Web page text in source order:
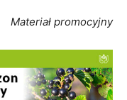
Materiał promocyjny